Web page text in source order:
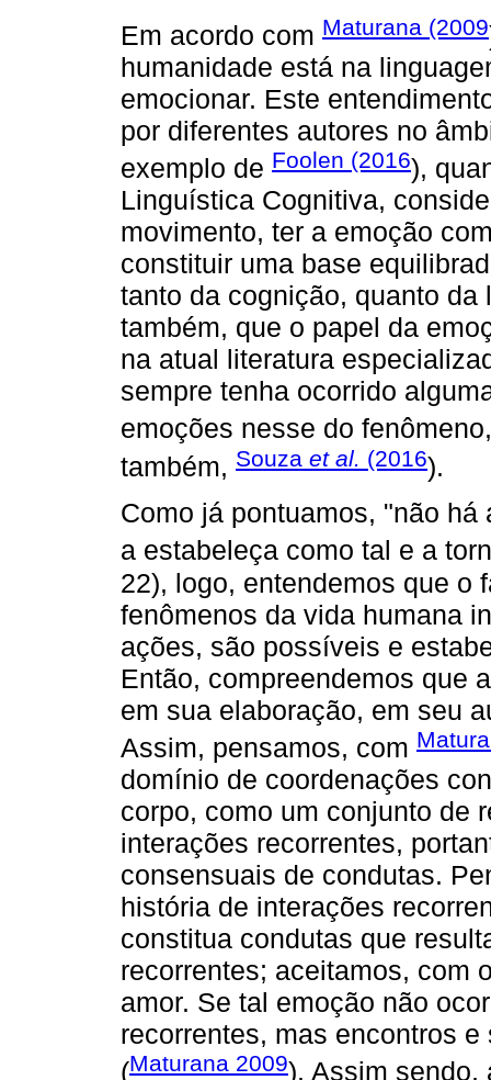
Em acordo com Maturana (2009
humanidade está na
emocionar. Este
por diferentes autores no
exemplo de Foolen (2016),
Linguística Cognitiva,
movimento, ter a emoção
constituir uma base
tanto da cognição, quanto
também, que o papel da
na atual literatura
sempre tenha ocorrido
emoções nesse do
também, Souza et al. (2016).
Como já pontuamos, "não
a estabeleça como tal e a
22), logo, entendemos que o
fenômenos da vida humana
ações, são possíveis e
Então, compreendemos que
em sua elaboração, em seu
Assim, pensamos, com
domínio de coordenações
corpo, como um conjunto de
interações recorrentes,
consensuais de condutas.
história de interações
constitua condutas que
recorrentes; aceitamos, com
amor. Se tal emoção não
recorrentes, mas encontros
(Maturana 2009). Assim sendo,